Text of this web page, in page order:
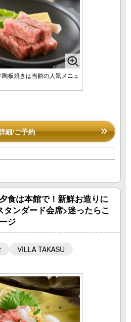
板焼きは当館の人気メニュ
細/ご予約
食は本館で！新鮮お造りに
タンダード会席>迷ったらこ
ジ
VILLA TAKASU